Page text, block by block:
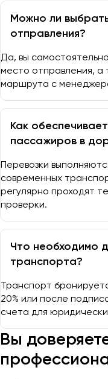
Можно ли
отправления?
Да, вы
место отправления, а
маршрута с
Как
пассажиров в
Перевозки
современных
регулярно проходят
проверки.
Что необходимо
транспорта?
Транспорт
20% или после
счета для
Вы